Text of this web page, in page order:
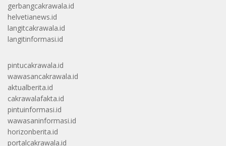
gerbangcakrawala.id
helvetianews.id
langitcakrawala.id
langitinformasi.id
pintucakrawala.id
wawasancakrawala.id
aktualberita.id
cakrawalafakta.id
pintuinformasi.id
wawasaninformasi.id
horizonberita.id
portalcakrawala.id